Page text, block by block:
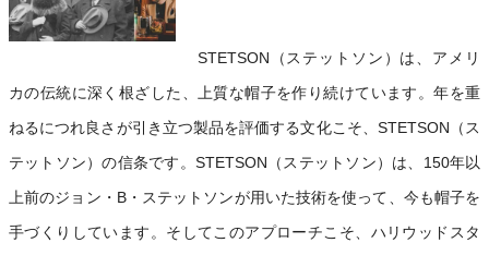
STETSON（ステットソン）は、アメリ
カの伝統に深く根ざした、上質な帽子を作り続けています。年を重
ねるにつれ良さが引き立つ製品を評価する文化こそ、STETSON（ス
テットソン）の信条です。STETSON（ステットソン）は、150年以
上前のジョン・B・ステットソンが用いた技術を使って、今も帽子を
手づくりしています。そしてこのアプローチこそ、ハリウッドスタ